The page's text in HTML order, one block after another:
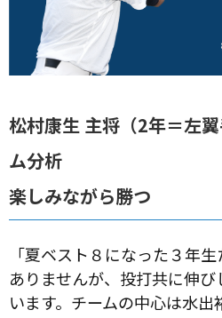
松村康生 主将（2年＝左
ム分析
楽しみながら勝つ
「夏ベスト８になった３年
ありませんが、投打共に伸
います。チームの中心は水